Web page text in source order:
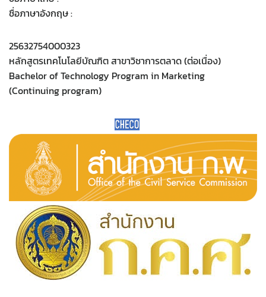
ชื่อภาษาอังกฤษ :
25632754000323
หลักสูตรเทคโนโลยีบัณฑิต สาขาวิชาการตลาด (ต่อเนื่อง)
Bachelor of Technology Program in Marketing
(Continuing program)